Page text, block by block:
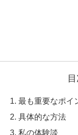
最も重要なポイ
具体的な方法
私の体験談